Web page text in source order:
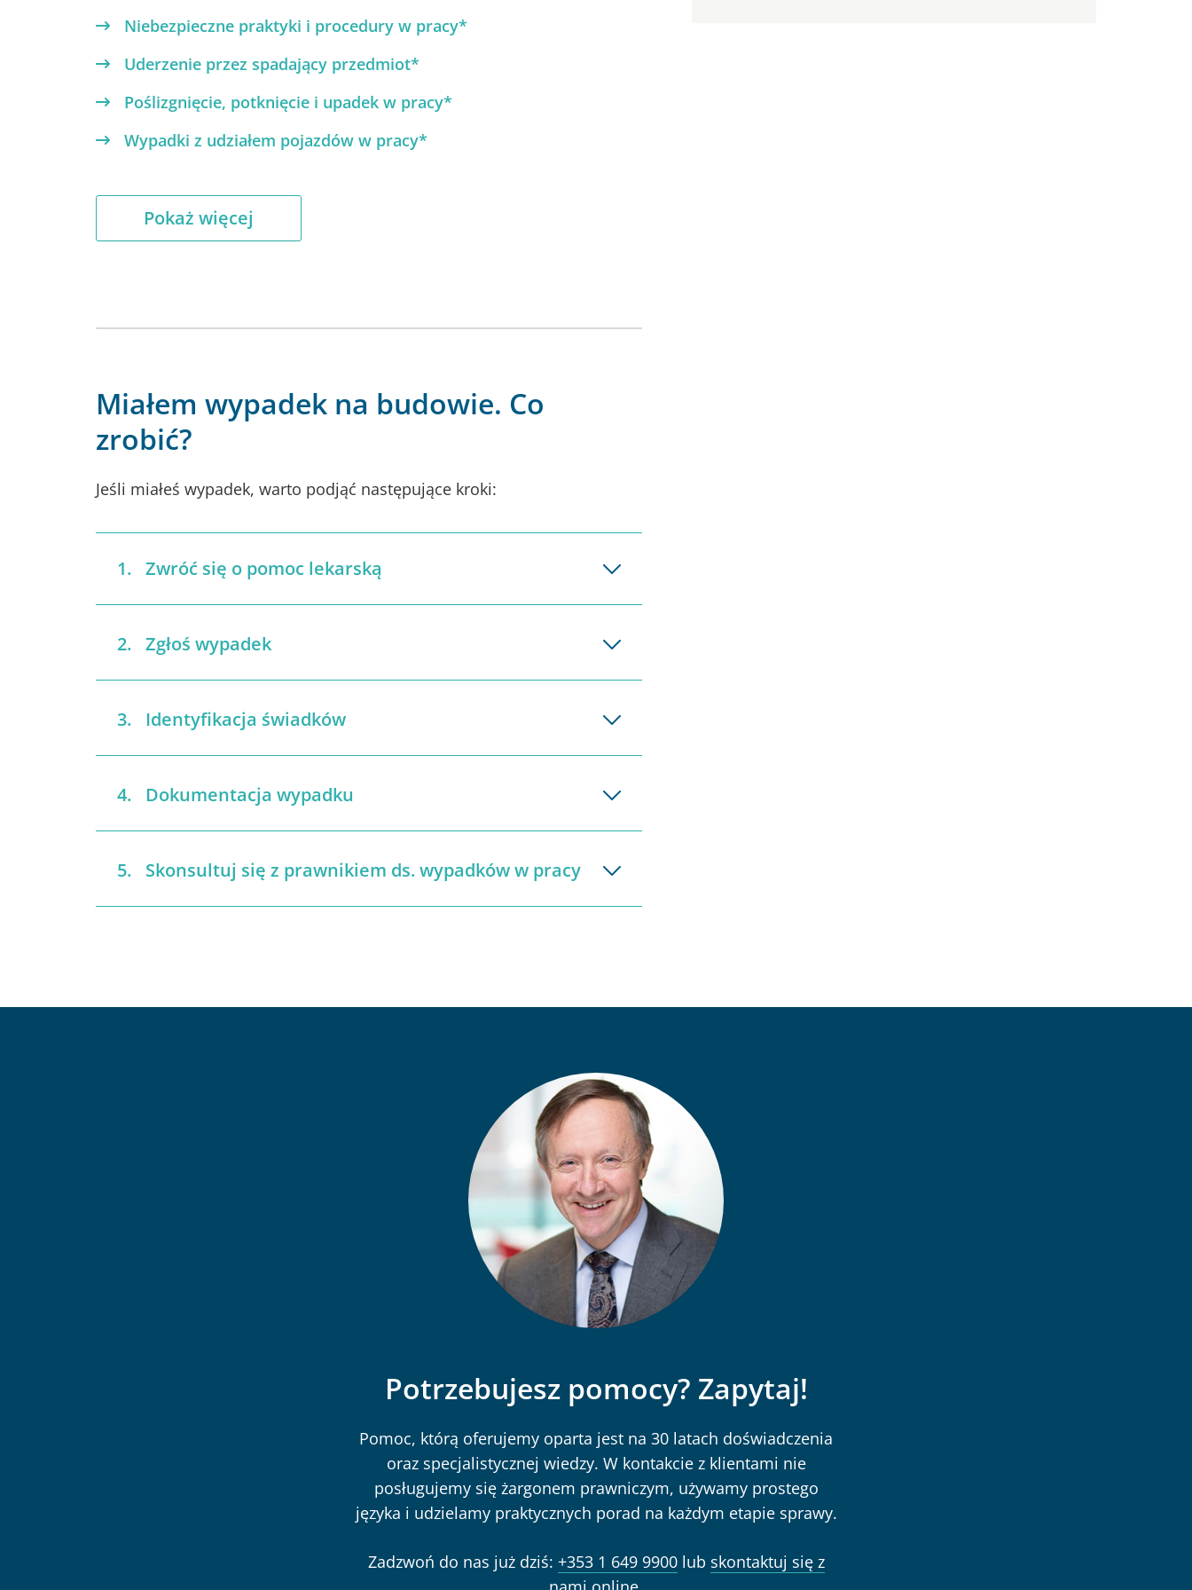
Niebezpieczne praktyki i procedury w pracy*
Uderzenie przez spadający przedmiot*
Poślizgnięcie, potknięcie i upadek w pracy*
Wypadki z udziałem pojazdów w pracy*
Pokaż więcej
Miałem wypadek na budowie. Co
zrobić?
Jeśli miałeś wypadek, warto podjąć następujące kroki:
Zwróć się o pomoc lekarską
Zgłoś wypadek
Identyfikacja świadków
Dokumentacja wypadku
Skonsultuj się z prawnikiem ds. wypadków w pracy
Potrzebujesz pomocy? Zapytaj!
Pomoc, którą oferujemy oparta jest na 30 latach doświadczenia
oraz specjalistycznej wiedzy. W kontakcie z klientami nie
posługujemy się żargonem prawniczym, używamy prostego
języka i udzielamy praktycznych porad na każdym etapie sprawy.
Zadzwoń do nas już dziś: +353 1 649 9900lub skontaktuj się z